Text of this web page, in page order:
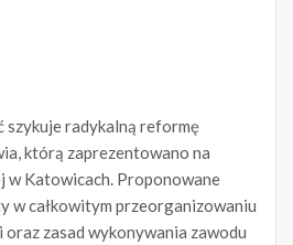
szykuje radykalną reformę
którą zaprezentowano na
w Katowicach. Proponowane
w całkowitym przeorganizowaniu
zasad wykonywania zawodu